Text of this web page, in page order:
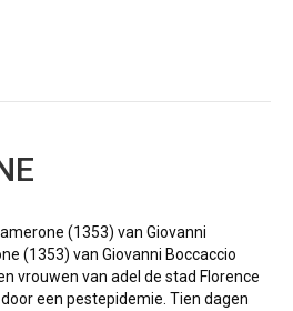
(1353) van Giovanni
(1353) van Giovanni Boccaccio
vrouwen van adel de stad Florence
een pestepidemie. Tien dagen